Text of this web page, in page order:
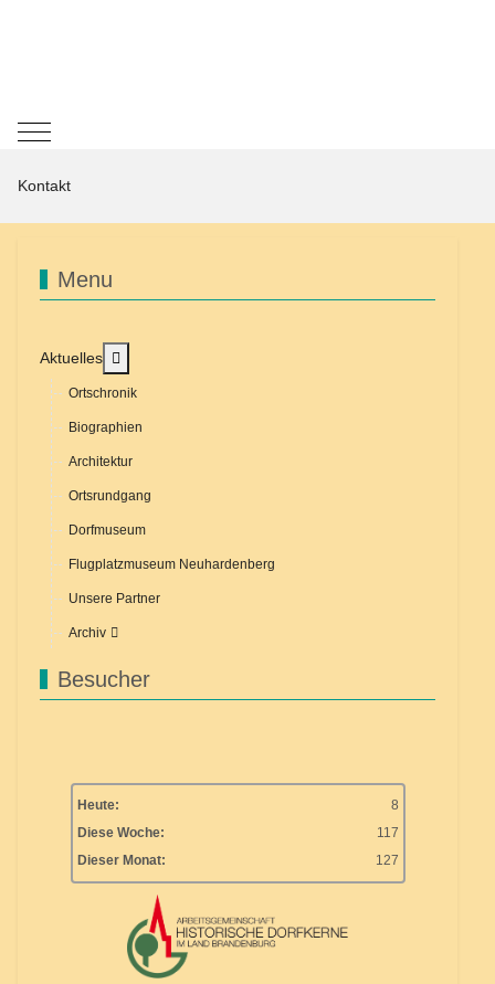
Mobile Menu Toggle
Kontakt
Menu
Aktuelles
Ortschronik
Biographien
Architektur
Ortsrundgang
Dorfmuseum
Flugplatzmuseum Neuhardenberg
Unsere Partner
Archiv
Besucher
Heute:
8
Diese Woche:
117
Dieser Monat:
127